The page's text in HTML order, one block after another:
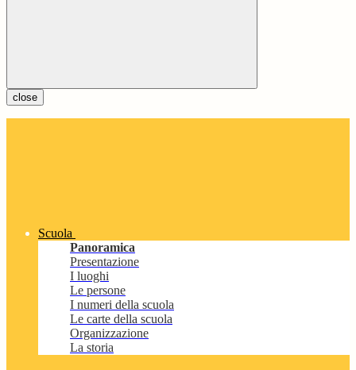
close
Scuola
Panoramica
Presentazione
I luoghi
Le persone
I numeri della scuola
Le carte della scuola
Organizzazione
La storia